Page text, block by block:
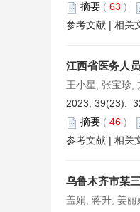
摘要 ( 63 )
参考文献 | 相关
江西省医务人
王小星, 张宝珍,
2023, 39(23):
摘要 ( 46 )
参考文献 | 相关
乌鲁木齐市某
盖娟, 蒋升, 姜丽